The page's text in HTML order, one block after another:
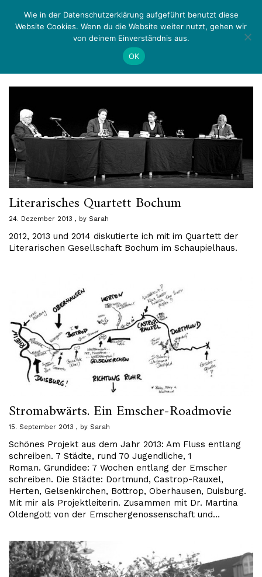
Zurück Menü
Literarisches Quartett Bochum
24. Dezember 2013 by Sarah
2012, 2013 und 2014 diskutierte ich mit im Quartett der
Literarischen Gesellschaft Bochum im Schaupielhaus.
Stromabwärts. Ein Emscher-Roadmovie
15. September 2013 by Sarah
Schönes Projekt aus dem Jahr 2013: Am Fluss entlang
schreiben. 7 Städte, rund 70 Jugendliche, 1
Roman. Grundidee: 7 Wochen entlang der Emscher
schreiben. Die Städte: Dortmund, Castrop-Rauxel,
Herten, Gelsenkirchen, Bottrop, Oberhausen, Duisburg.
Mit mir als Projektleiterin. Zusammen mit Dr. Martina
Oldengott von der Emschergenossenschaft und…
Wie in der Datenschutzerklärung aufgeführt benutzt diese
Website Cookies. Wenn du die Website weiter nutzt, gehen wir
von deinem Einverständnis aus.
OK